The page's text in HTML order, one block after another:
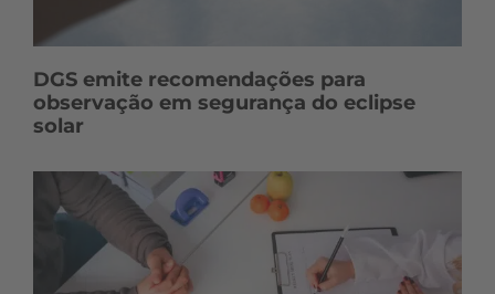
DGS emite recomendações para
observação em segurança do eclipse
solar